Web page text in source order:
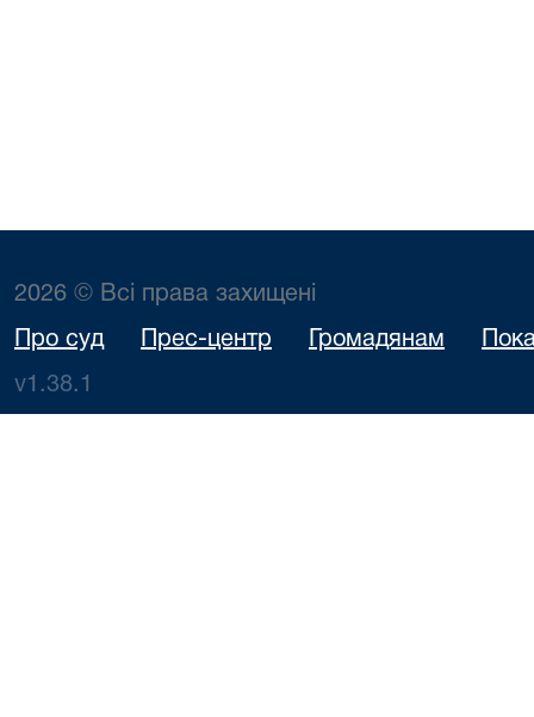
2026 © Всі права захищені
Про суд Прес-центр Громадянам
v1.38.1